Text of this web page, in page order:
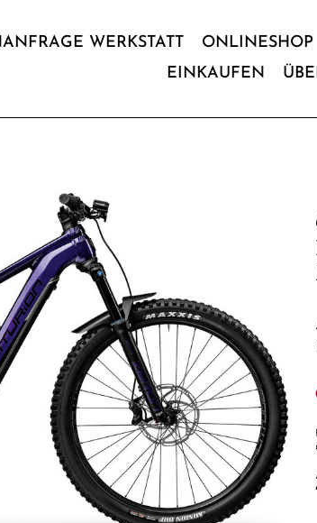
WERKSTATT ONLINESHOP
EINKAUFEN